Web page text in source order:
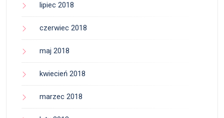
lipiec 2018
czerwiec 2018
maj 2018
kwiecień 2018
marzec 2018